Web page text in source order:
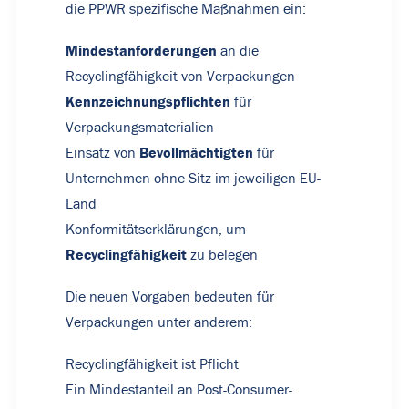
die PPWR spezifische Maßnahmen ein:
Mindestanforderungen an die
Recyclingfähigkeit von Verpackungen
Kennzeichnungspflichten für
Verpackungsmaterialien
Einsatz von Bevollmächtigten für
Unternehmen ohne Sitz im jeweiligen EU-
Land
Konformitätserklärungen, um
Recyclingfähigkeit zu belegen
Die neuen Vorgaben bedeuten für
Verpackungen unter anderem:
Recyclingfähigkeit ist Pflicht
Ein Mindestanteil an Post-Consumer-